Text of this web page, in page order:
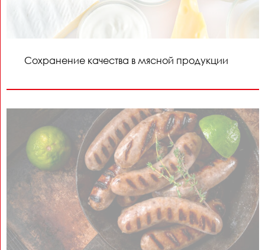
Сохранение качества в мясной продукции